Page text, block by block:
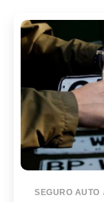
SEGURO AUTO